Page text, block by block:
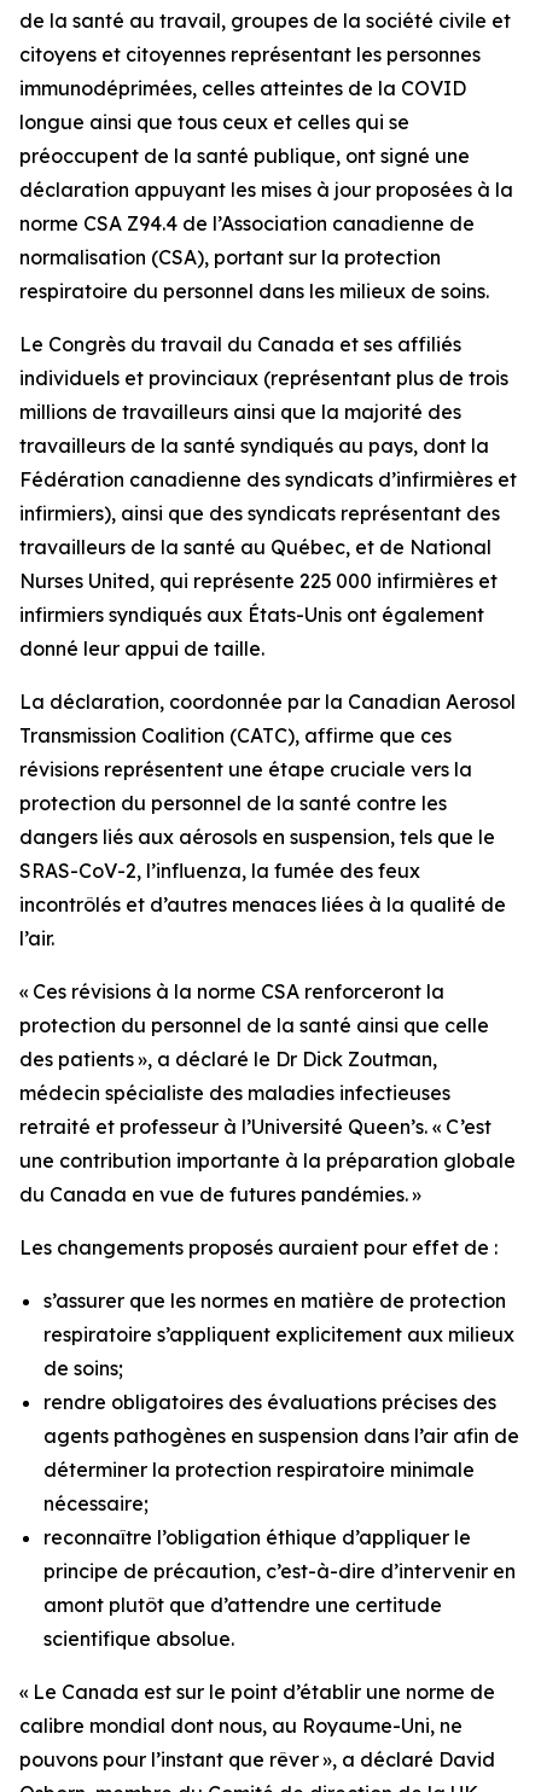
de la santé au travail, groupes de la société civile et
citoyens et citoyennes représentant les personnes
immunodéprimées, celles atteintes de la COVID
longue ainsi que tous ceux et celles qui se
préoccupent de la santé publique, ont signé une
déclaration appuyant les mises à jour proposées à la
norme CSA Z94.4 de l’Association canadienne de
normalisation (CSA), portant sur la protection
respiratoire du personnel dans les milieux de soins.
Le Congrès du travail du Canada et ses affiliés
individuels et provinciaux (représentant plus de trois
millions de travailleurs ainsi que la majorité des
travailleurs de la santé syndiqués au pays, dont la
Fédération canadienne des syndicats d’infirmières et
infirmiers), ainsi que des syndicats représentant des
travailleurs de la santé au Québec, et de National
Nurses United, qui représente 225 000 infirmières et
infirmiers syndiqués aux États-Unis ont également
donné leur appui de taille.
La déclaration, coordonnée par la Canadian Aerosol
Transmission Coalition (CATC), affirme que ces
révisions représentent une étape cruciale vers la
protection du personnel de la santé contre les
dangers liés aux aérosols en suspension, tels que le
SRAS-CoV-2, l’influenza, la fumée des feux
incontrôlés et d’autres menaces liées à la qualité de
l’air.
« Ces révisions à la norme CSA renforceront la
protection du personnel de la santé ainsi que celle
des patients », a déclaré le Dr Dick Zoutman,
médecin spécialiste des maladies infectieuses
retraité et professeur à l’Université Queen’s. « C’est
une contribution importante à la préparation globale
du Canada en vue de futures pandémies. »
Les changements proposés auraient pour effet de :
s’assurer que les normes en matière de protection
respiratoire s’appliquent explicitement aux milieux
de soins;
rendre obligatoires des évaluations précises des
agents pathogènes en suspension dans l’air afin de
déterminer la protection respiratoire minimale
nécessaire;
reconnaître l’obligation éthique d’appliquer le
principe de précaution, c’est-à-dire d’intervenir en
amont plutôt que d’attendre une certitude
scientifique absolue.
« Le Canada est sur le point d’établir une norme de
calibre mondial dont nous, au Royaume-Uni, ne
pouvons pour l’instant que rêver », a déclaré David